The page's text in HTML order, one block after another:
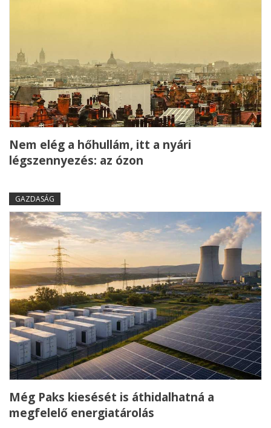
Nem elég a hőhullám, itt a nyári
légszennyezés: az ózon
GAZDASÁG
Még Paks kiesését is áthidalhatná a
megfelelő energiatárolás